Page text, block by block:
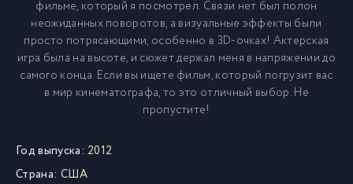
фильме, который я посмотрел. Связи нет был полон
неожиданных поворотов, а визуальные эффекты были
просто потрясающими, особенно в 3D-очках! Актерская
игра была на высоте, и сюжет держал меня в напряжении до
самого конца. Если вы ищете фильм, который погрузит вас
в мир кинематографа, то это отличный выбор. Не
пропустите!
Год выпуска: 2012
Страна: США